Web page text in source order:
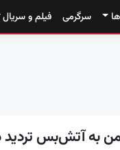
سرگرمی فیلم و سریال
به آتش‌بس تردید